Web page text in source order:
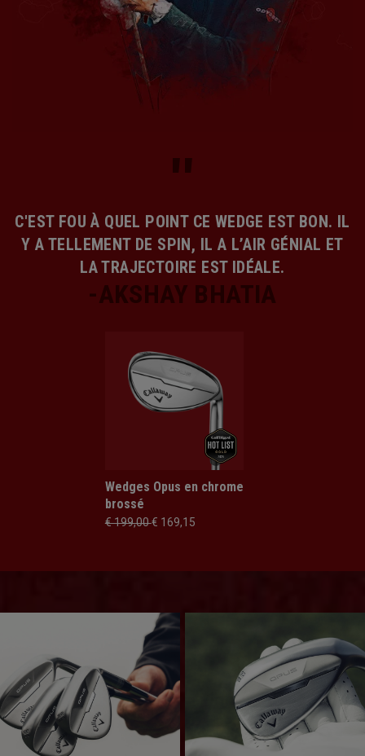
C'EST FOU À QUEL POINT CE WEDGE EST BON. IL
Y A TELLEMENT DE SPIN, IL A L’AIR GÉNIAL ET
LA TRAJECTOIRE EST IDÉALE.
Wedges Opus en chrome
brossé
€ 199,00€ 169,15